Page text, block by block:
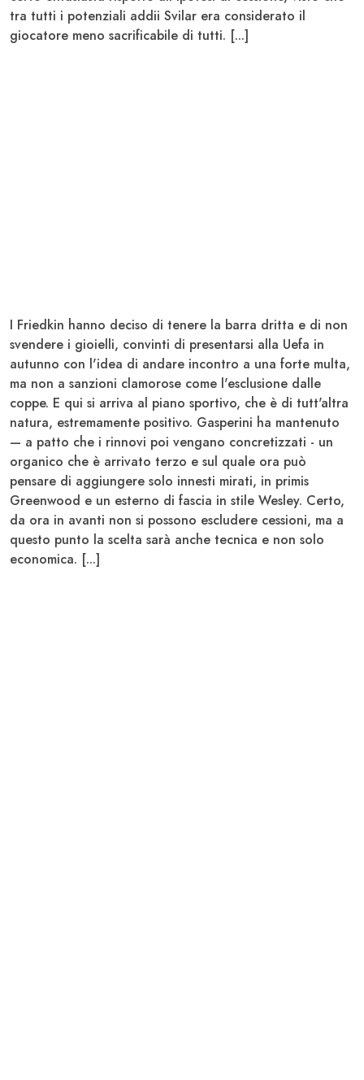
tra tutti i potenziali addii Svilar era considerato il
giocatore meno sacrificabile di tutti. [...]
I Friedkin hanno deciso di tenere la barra dritta e di non
svendere i gioielli, convinti di presentarsi alla Uefa in
autunno con l'idea di andare incontro a una forte multa,
ma non a sanzioni clamorose come l'esclusione dalle
coppe. E qui si arriva al piano sportivo, che è di tutt'altra
natura, estremamente positivo. Gasperini ha mantenuto
— a patto che i rinnovi poi vengano concretizzati - un
organico che è arrivato terzo e sul quale ora può
pensare di aggiungere solo innesti mirati, in primis
Greenwood e un esterno di fascia in stile Wesley. Certo,
da ora in avanti non si possono escludere cessioni, ma a
questo punto la scelta sarà anche tecnica e non solo
economica. [...]